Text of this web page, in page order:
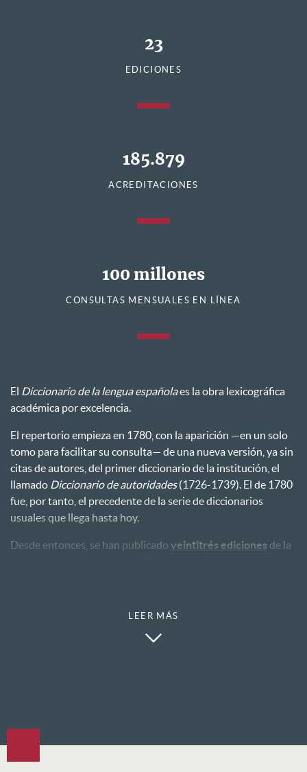
23
EDICIONES
185.879
ACREDITACIONES
100 millones
CONSULTAS MENSUALES EN LÍNEA
El Diccionario de la lengua españolaes la obra lexicográfica
académica por excelencia.
El repertorio empieza en 1780, con la aparición —en un solo
tomo para facilitar su consulta— de una nueva versión, ya sin
citas de autores, del primer diccionario de la institución, el
llamado Diccionario de autoridades(1726-1739). El de 1780
fue, por tanto, el precedente de la serie de diccionarios
usuales que llega hasta hoy.
Desde entonces, se han publicado veintitrés ediciones de la
Diccionario de la lengua española
colaboración de todas las academias, cuyo propósito es
LEER MÁS